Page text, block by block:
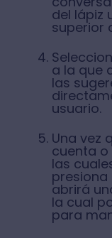
del lápiz
superior
a la que
las
usuario.
Una vez
cuenta
las
presiona
abrirá
la cual
para